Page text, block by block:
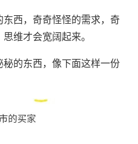
西，奇奇怪怪的需求，奇
维才会宽阔起来。
的东西，像下面这样一份